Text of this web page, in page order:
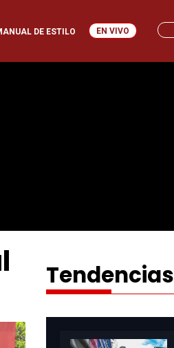
DE ESTILO EN VIVO
Tendencias